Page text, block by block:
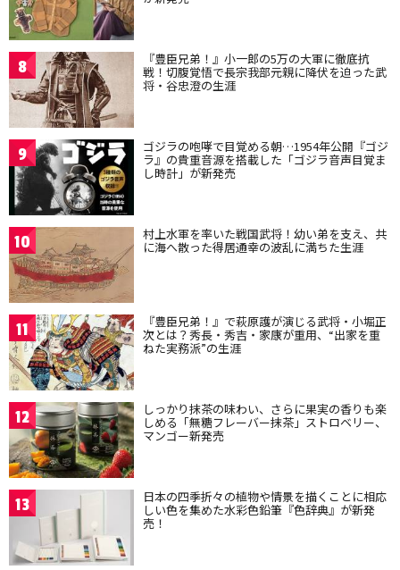
8 『豊臣兄弟！』小一郎の5万の大軍に徹底抗
戦！切腹覚悟で長宗我部元親に降伏を迫った武
将・谷忠澄の生涯
9 ゴジラの咆哮で目覚める朝…1954年公開『ゴジ
ラ』の貴重音源を搭載した「ゴジラ音声目覚ま
し時計」が新発売
10 村上水軍を率いた戦国武将！幼い弟を支え、共
に海へ散った得居通幸の波乱に満ちた生涯
11 『豊臣兄弟！』で萩原護が演じる武将・小堀正
次とは？秀長・秀吉・家康が重用、“出家を重
ねた実務派”の生涯
12 しっかり抹茶の味わい、さらに果実の香りも楽
しめる「無糖フレーバー抹茶」ストロベリー、
マンゴー新発売
13 日本の四季折々の植物や情景を描くことに相応
しい色を集めた水彩色鉛筆『色辞典』が新発
売！